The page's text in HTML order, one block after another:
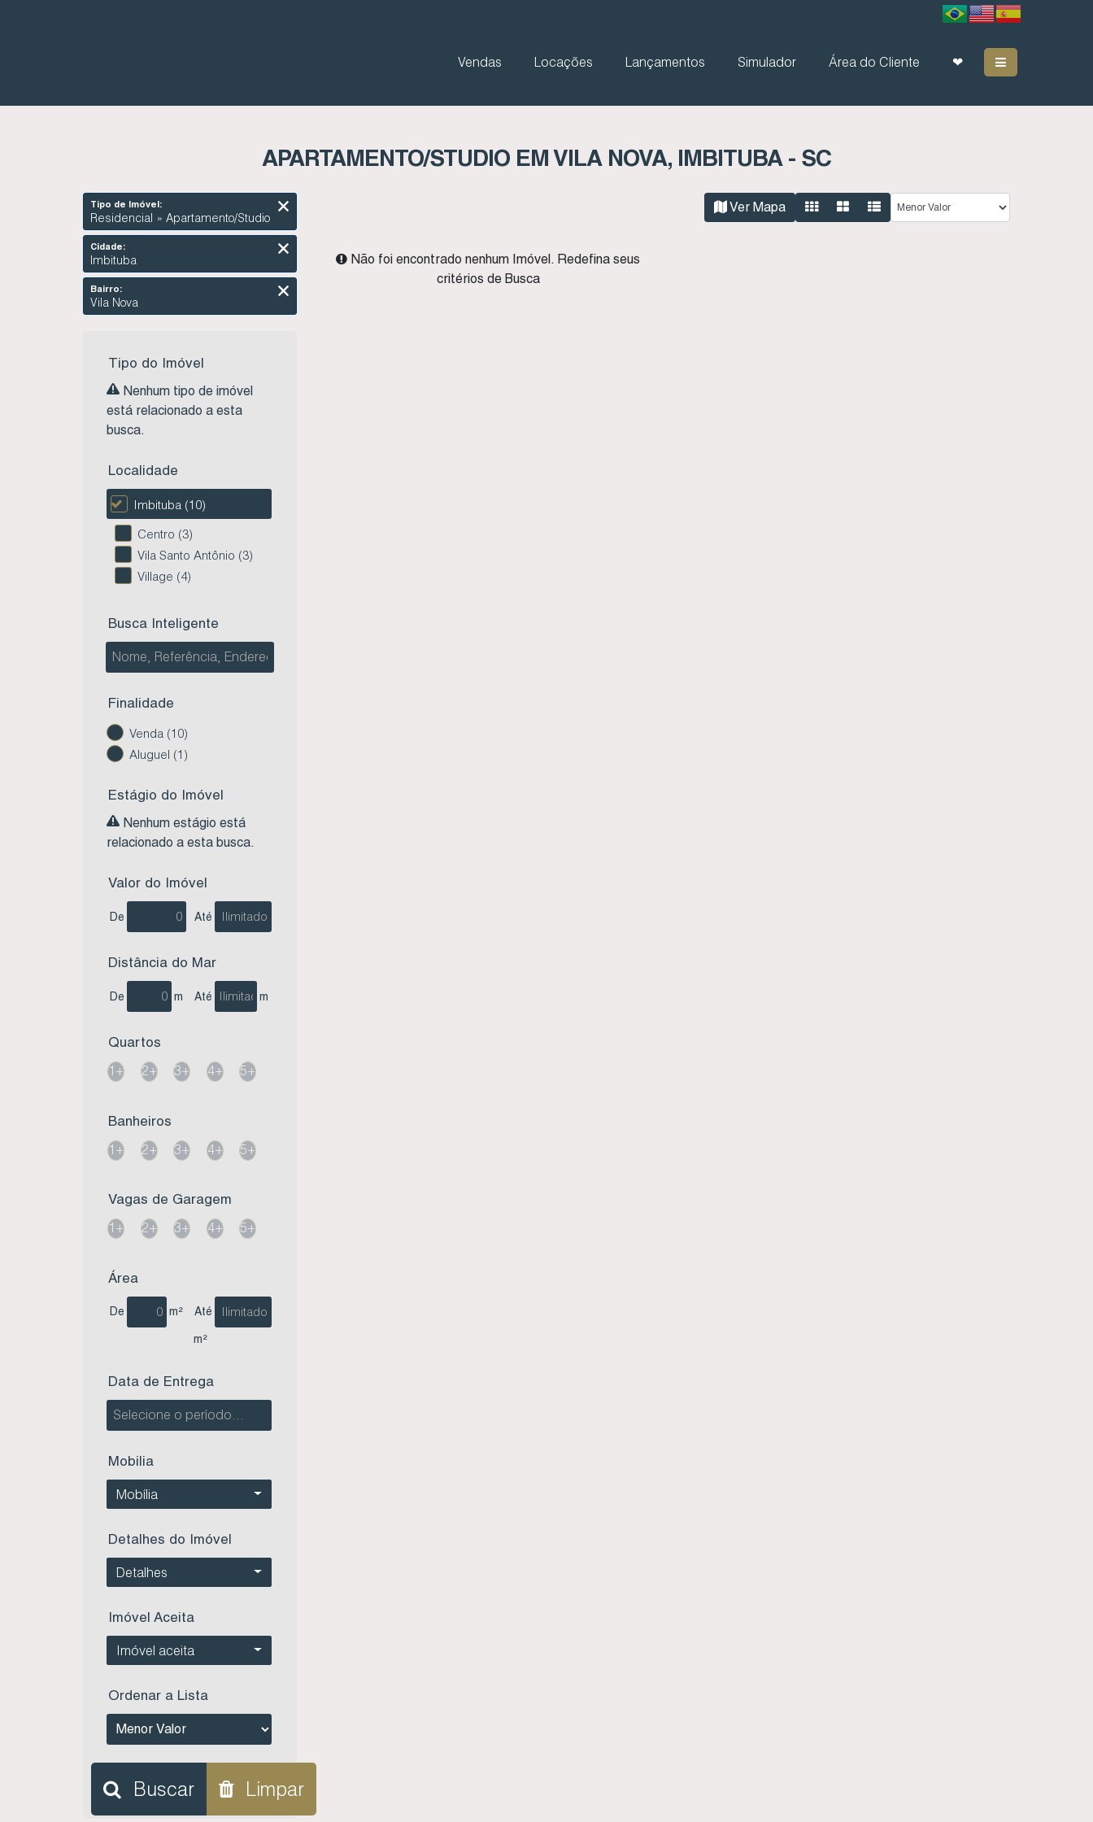
❤
Área do Cliente
Simulador
Lançamentos
Locações
Vendas
APARTAMENTO/STUDIO EM VILA NOVA, IMBITUBA - SC
Tipo de Imóvel:
Residencial » Apartamento/Studio
Cidade:
Imbituba
Bairro:
Vila Nova
Tipo do Imóvel
Nenhum tipo de imóvel
está relacionado a esta
busca.
Localidade
Imbituba (10)
Centro (3)
Vila Santo Antônio (3)
Village (4)
Busca Inteligente
Finalidade
Venda (10)
Aluguel (1)
Estágio do Imóvel
Nenhum estágio está
relacionado a esta busca.
Valor do Imóvel
De Até
Distância do Mar
De m Até m
Quartos
1+
2+ 3+ 4+ 5+
Banheiros
1+
2+ 3+ 4+ 5+
Vagas de Garagem
1+
2+ 3+ 4+ 5+
Área
De m² Até
m²
Data de Entrega
Mobilia
Mobília
Detalhes do Imóvel
Detalhes
Imóvel Aceita
Imóvel aceita
Ordenar a Lista
Buscar Limpar
Ver Mapa
Não foi encontrado nenhum Imóvel. Redefina seus
critérios de Busca